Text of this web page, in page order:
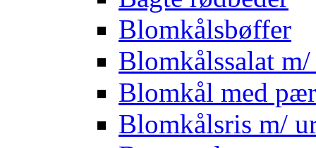
Blomkålsbøffer
Blomkålssalat
Blomkål med
Blomkålsris m/